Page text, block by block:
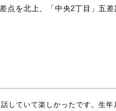
点を北上、「中央2丁目」五
していて楽しかったです。生年